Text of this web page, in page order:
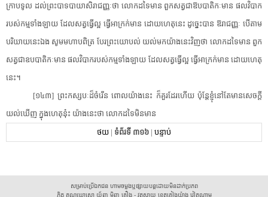
ក្រាបទូល​ ​ដល់​ព្រះបាទ​បា​យា​សិរា​ជញ្ញៈ​ថា​ ​លោក​ដទៃ​មាន​ ​ពួក​សត្វ​ជា​ឱប​បា​តិកៈ​មាន​ ​ផលវិបាក​
របស់​កម្ម​ទាំងឡាយ​ ​ដែល​សត្វ​ធ្វើល្អ​ ​ធ្វើ​អាក្រក់​មាន​ ​ដោយហេតុនេះ​ ​ដូច្នេះ​បាន​ ​ឱ​រា​ជញ្ញៈ​ ​បើ​តាម​
បរិយាយ​នេះឯង​ ​សូម​មហា​បពិត្រ​ ​បែរ​ព្រះ​យោបល់​ ​យល់​មក​យ៉ាងនេះ​វិញ​ថា​ ​លោក​ដទៃ​មាន​ ​ពួក​
សត្វ​ជា​ឧបបាតិកៈ​មាន​ ​ផលវិបាក​របស់​កម្ម​ទាំងឡាយ​ ​ដែល​សត្វ​ធ្វើល្អ​ ​ធ្វើ​អាក្រក់​មាន​ ​ដោយហេតុ
នេះ​។​
[​១៤៣​]​ ​ព្រះ​កស្សបៈ​ដ៏​ចំរើន​ ​ពោល​យ៉ាងនេះ​ ​ក៏​គួរ​ដែរ​ហើយ​ ​ប៉ុន្តែ​ខ្ញុំ​នៅតែ​មាន​សេចក្តី​
យល់ឃើញ​ ​ក្នុង​ហេតុ​នុ៎ះ​ ​យ៉ាងនេះ​ថា​ ​លោក​ដទៃ​មិន​មាន​ ​
ថយ | ទំព័រទី ៣១៦ | បន្ទាប់
សម្រាប់ប្រើឯកជន ហាមចម្លងឬផ្សាយបន្តដោយមិនដាក់ប្រភព
ភិក្ខុ គុណឃោសោ យ័ញ មិញ គឿង - វត្តស្វាយ ខេត្តគៀងយ៉ាង វៀតណាម